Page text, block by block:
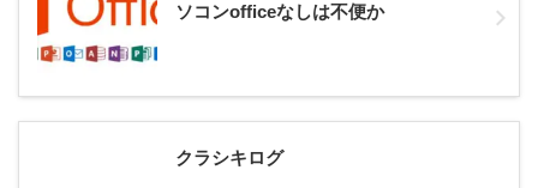
ソコンofficeなしは不便か
クラシキログ